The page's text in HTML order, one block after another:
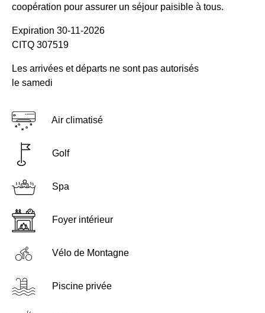
coopération pour assurer un séjour paisible à tous.
Expiration 30-11-2026
CITQ 307519
Les arrivées et départs ne sont pas autorisés
le samedi
Air climatisé
Golf
Spa
Foyer intérieur
Vélo de Montagne
Piscine privée